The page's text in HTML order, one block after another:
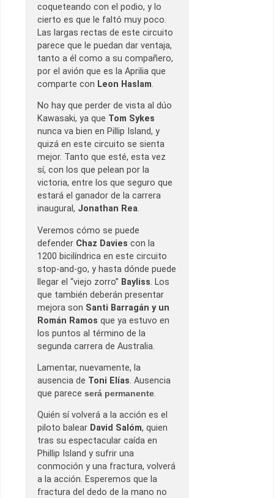
coqueteando con el podio, y lo
cierto es que le faltó muy poco.
Las largas rectas de este circuito
parece que le puedan dar ventaja,
tanto a él como a su compañero,
por el avión que es la Aprilia que
comparte con Leon Haslam.
No hay que perder de vista al dúo
Kawasaki, ya que Tom Sykes
nunca va bien en Pillip Island, y
quizá en este circuito se sienta
mejor. Tanto que esté, esta vez
sí, con los que pelean por la
victoria, entre los que seguro que
estará el ganador de la carrera
inaugural, Jonathan Rea.
Veremos cómo se puede
defender Chaz Davies con la
1200 bicilíndrica en este circuito
stop-and-go, y hasta dónde puede
llegar el “viejo zorro” Bayliss. Los
que también deberán presentar
mejora son Santi Barragán y un
Román Ramos que ya estuvo en
los puntos al término de la
segunda carrera de Australia.
Lamentar, nuevamente, la
ausencia de Toni Elías. Ausencia
que parece será permanente.
Quién sí volverá a la acción es el
piloto balear David Salóm, quien
tras su espectacular caída en
Phillip Island y sufrir una
conmoción y una fractura, volverá
a la acción. Esperemos que la
fractura del dedo de la mano no